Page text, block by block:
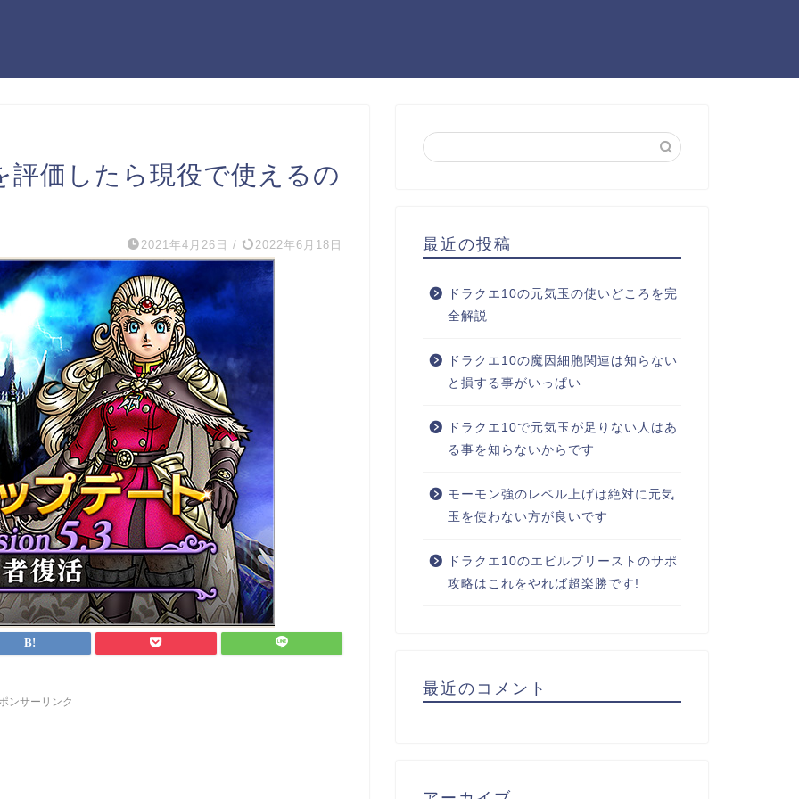
価したら現役で使えるの
2021年4月26日 / 2022年6月18日
ンサーリンク
最近の投稿
ドラクエ10の元気玉の使いどころを完
全解説
ドラクエ10の魔因細胞関連は知らない
と損する事がいっぱい
ドラクエ10で元気玉が足りない人はあ
る事を知らないからです
モーモン強のレベル上げは絶対に元気
玉を使わない方が良いです
ドラクエ10のエビルプリーストのサポ
攻略はこれをやれば超楽勝です!
最近のコメント